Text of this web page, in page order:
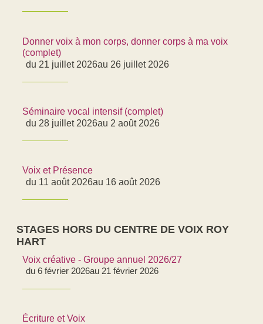
Donner voix à mon corps, donner corps à ma voix
(complet)
du 21 juillet 2026au 26 juillet 2026
Séminaire vocal intensif (complet)
du 28 juillet 2026au 2 août 2026
Voix et Présence
du 11 août 2026au 16 août 2026
STAGES HORS DU CENTRE DE VOIX ROY
HART
Voix créative - Groupe annuel 2026/27
du 6 février 2026au 21 février 2026
Écriture et Voix